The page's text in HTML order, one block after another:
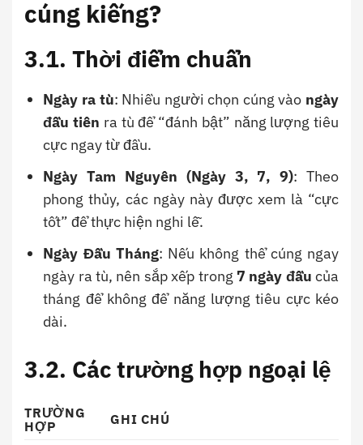
cúng kiếng?
3.1. Thời điểm chuẩn
Ngày ra tù: Nhiều người chọn cúng vào ngày
đầu tiên ra tù để “đánh bật” năng lượng tiêu
cực ngay từ đầu.
Ngày Tam Nguyên (Ngày 3, 7, 9): Theo
phong thủy, các ngày này được xem là “cực
tốt” để thực hiện nghi lễ.
Ngày Đầu Tháng: Nếu không thể cúng ngay
ngày ra tù, nên sắp xếp trong 7 ngày đầu của
tháng để không để năng lượng tiêu cực kéo
dài.
3.2. Các trường hợp ngoại lệ
TRƯỜNG
HỢP
GHI CHÚ